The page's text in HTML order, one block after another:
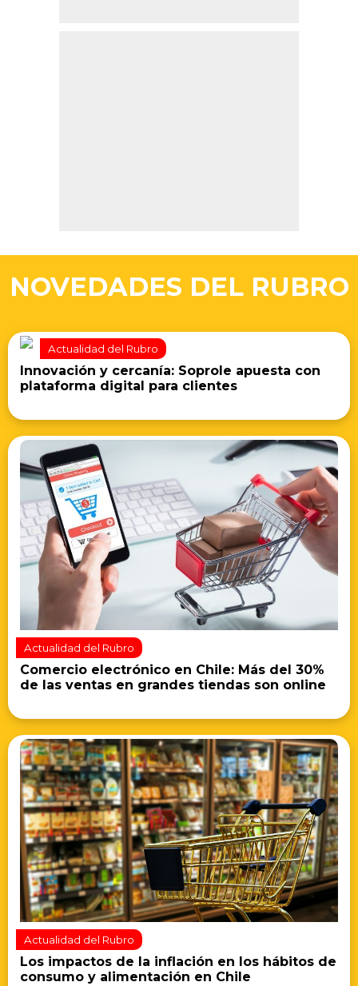
NOVEDADES DEL RUBRO
Actualidad del Rubro
Innovación y cercanía: Soprole apuesta con
plataforma digital para clientes
Actualidad del Rubro
Comercio electrónico en Chile: Más del 30%
de las ventas en grandes tiendas son online
Actualidad del Rubro
Los impactos de la inflación en los hábitos de
consumo y alimentación en Chile